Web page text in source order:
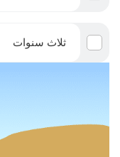
ثلاث سنوات